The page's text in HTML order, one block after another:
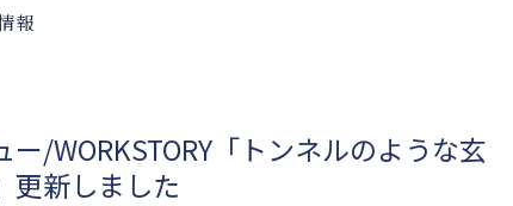
報
/WORKSTORY「トンネルのような玄
更新しました